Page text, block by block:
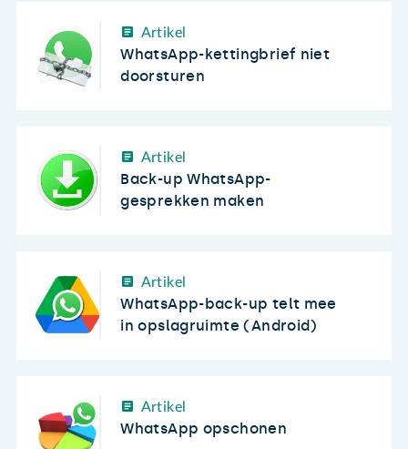
Artikel
WhatsApp-kettingbrief niet
doorsturen
Artikel
Back-up WhatsApp-
gesprekken maken
Artikel
WhatsApp-back-up telt mee
in opslagruimte (Android)
Artikel
WhatsApp opschonen